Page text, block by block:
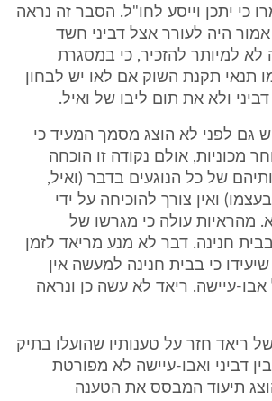
כי יתכן וייסע לחו"ל. הסבר זה נראה
אמור היה לעורר אצל דביני חשד
למיותר להזכיר, כי במסגרת
תנאי תקנת השוק אם לאו יש לבחון
ולא את תום ליבו של ואיל.
גם לפני לא הוצג מסמך המעיד כי
מכוניות, אולם נקודה זו הוכחה
של כל הנוגעים בדבר (ואיל,
ואין צורך להוכיחה על ידי
מהראיות עולה כי מגרשו של
חנינה. דבר לא מנע מריאד לזמן
שיעידו כי בבית חנינה למעשה אין
עיישה. ריאד לא עשה כן ונראה
ריאד חזר על טענותיו שהועלו בתיק
דביני ואבו-עיישה לא מפורטת
תיעוד המבסס את הטענה